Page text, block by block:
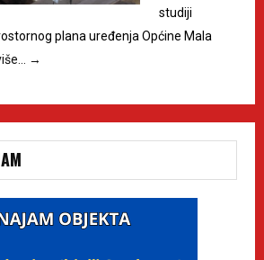
studiji
plana uređenja Općine Mala
→